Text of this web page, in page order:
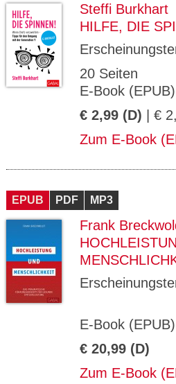
Steffi Burkhart
HILFE, DIE
20 Seiten
E-Book
€ 2,99 (D) | €
Zum E-Book
EPUB PDF MP3
Frank
E-Book
€ 20,99 (D)
Zum E-Book